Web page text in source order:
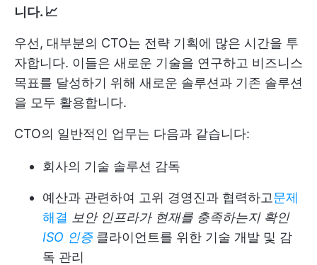
니다. 📈
우선, 대부분의 CTO는 전략 기획에 많은 시간을 투
자합니다. 이들은 새로운 기술을 연구하고 비즈니스
목표를 달성하기 위해 새로운 솔루션과 기존 솔루션
을 모두 활용합니다.
CTO의 일반적인 업무는 다음과 같습니다:
회사의 기술 솔루션 감독
예산과 관련하여 고위 경영진과 협력하고문제
해결 보안 인프라가 현재를 충족하는지 확인
ISO 인증클라이언트를 위한 기술 개발 및 감
독 관리